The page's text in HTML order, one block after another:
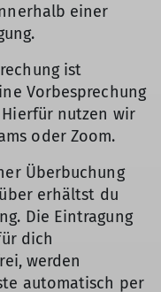
einer
ist
Vorbesprechung
nutzen wir
oder Zoom.
Überbuchung
erhältst du
Die Eintragung
dich
werden
automatisch per